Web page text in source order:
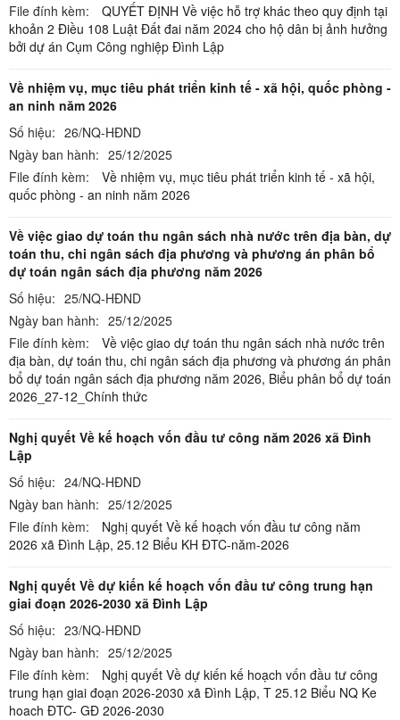
File đính kèm:
QUYẾT ĐỊNH Về việc hỗ trợ khác theo quy định tại
khoản 2 Điều 108 Luật Đất đai năm 2024 cho hộ dân bị ảnh hưởng
bởi dự án Cụm Công nghiệp Đình Lập
Về nhiệm vụ, mục tiêu phát triển kinh tế - xã hội, quốc phòng -
an ninh năm 2026
Số hiệu: 26/NQ-HĐND
Ngày ban hành: 25/12/2025
File đính kèm:
Về nhiệm vụ, mục tiêu phát triển kinh tế - xã hội,
quốc phòng - an ninh năm 2026
Về việc giao dự toán thu ngân sách nhà nước trên địa bàn, dự
toán thu, chi ngân sách địa phương và phương án phân bổ
dự toán ngân sách địa phương năm 2026
Số hiệu: 25/NQ-HĐND
Ngày ban hành: 25/12/2025
File đính kèm:
Về việc giao dự toán thu ngân sách nhà nước trên
địa bàn, dự toán thu, chi ngân sách địa phương và phương án phân
bổ dự toán ngân sách địa phương năm 2026, Biểu phân bổ dự toán
2026_27-12_Chính thức
Nghị quyết Về kế hoạch vốn đầu tư công năm 2026 xã Đình
Lập
Số hiệu: 24/NQ-HĐND
Ngày ban hành: 25/12/2025
File đính kèm:
Nghị quyết Về kế hoạch vốn đầu tư công năm
2026 xã Đình Lập, 25.12 Biểu KH ĐTC-năm-2026
Nghị quyết Về dự kiến kế hoạch vốn đầu tư công trung hạn
giai đoạn 2026-2030 xã Đình Lập
Số hiệu: 23/NQ-HĐND
Ngày ban hành: 25/12/2025
File đính kèm:
Nghị quyết Về dự kiến kế hoạch vốn đầu tư công
trung hạn giai đoạn 2026-2030 xã Đình Lập, T 25.12 Biểu NQ Ke
hoach ĐTC- GĐ 2026-2030